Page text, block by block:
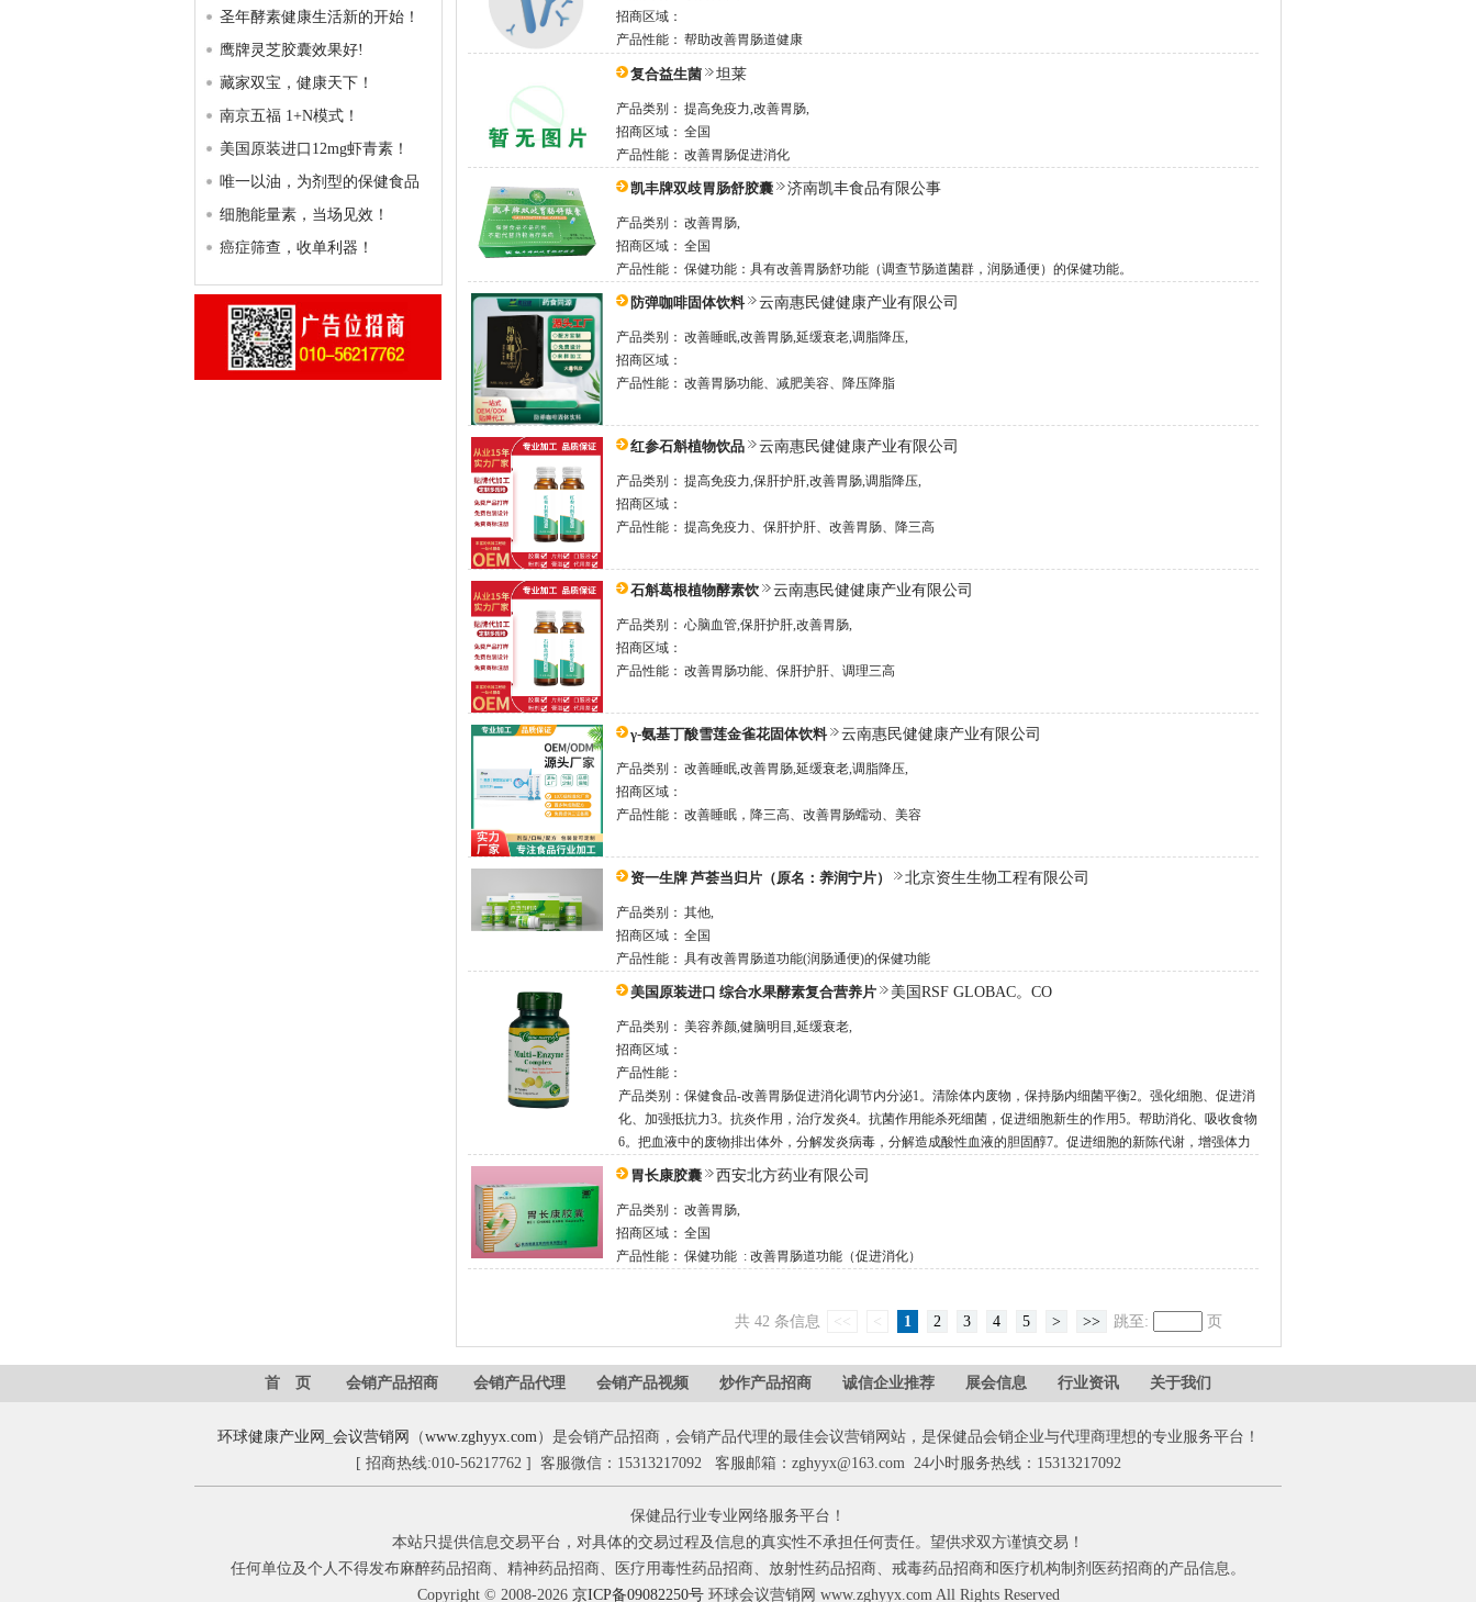
圣年酵素健康生活新的开始！
鹰牌灵芝胶囊效果好!
藏家双宝，健康天下！
南京五福 1+N模式！
美国原装进口12mg虾青素！
唯一以油，为剂型的保健食品
细胞能量素，当场见效！
癌症筛查，收单利器！
招商区域：
产品性能： 帮助改善胃肠道健康
复合益生菌 坦莱
产品类别： 提高免疫力,改善胃肠,
招商区域： 全国
产品性能： 改善胃肠促进消化
凯丰牌双歧胃肠舒胶囊 济南凯丰食品有限公事
产品类别： 改善胃肠,
招商区域： 全国
产品性能： 保健功能：具有改善胃肠舒功能（调查节肠道菌群，润肠通便）的保健功能。
防弹咖啡固体饮料 云南惠民健健康产业有限公司
产品类别： 改善睡眠,改善胃肠,延缓衰老,调脂降压,
招商区域：
产品性能： 改善胃肠功能、减肥美容、降压降脂
红参石斛植物饮品 云南惠民健健康产业有限公司
产品类别： 提高免疫力,保肝护肝,改善胃肠,调脂降压,
招商区域：
产品性能： 提高免疫力、保肝护肝、改善胃肠、降三高
石斛葛根植物酵素饮 云南惠民健健康产业有限公司
产品类别： 心脑血管,保肝护肝,改善胃肠,
招商区域：
产品性能： 改善胃肠功能、保肝护肝、调理三高
γ-氨基丁酸雪莲金雀花固体饮料 云南惠民健健康产业有限公司
产品类别： 改善睡眠,改善胃肠,延缓衰老,调脂降压,
招商区域：
产品性能： 改善睡眠，降三高、改善胃肠蠕动、美容
资一生牌 芦荟当归片（原名：养润宁片） 北京资生生物工程有限公司
产品类别： 其他,
招商区域： 全国
产品性能： 具有改善胃肠道功能(润肠通便)的保健功能
美国原装进口 综合水果酵素复合营养片 美国RSF GLOBAC。CO
产品类别： 美容养颜,健脑明目,延缓衰老,
招商区域：
产品性能：
产品类别：保健食品-改善胃肠促进消化调节内分泌1。清除体内废物，保持肠内细菌平衡2。强化细胞、促进消
化、加强抵抗力3。抗炎作用，治疗发炎4。抗菌作用能杀死细菌，促进细胞新生的作用5。帮助消化、吸收食物
6。把血液中的废物排出体外，分解发炎病毒，分解造成酸性血液的胆固醇7。促进细胞的新陈代谢，增强体力
胃长康胶囊 西安北方药业有限公司
产品类别： 改善胃肠,
招商区域： 全国
产品性能： 保健功能 : 改善胃肠道功能（促进消化）
共 42 条信息 << < 1 2 3 4 5 > >> 跳至: 页
首 页 会销产品招商 会销产品代理 会销产品视频 炒作产品招商 诚信企业推荐 展会信息 行业资讯 关于我们
环球健康产业网 会议营销网 （www.zghyyx.com ）是会销产品招商，会销产品代理的最佳会议营销网站，是保健品会销企业与代理商理想的专业服务平台！
[ 招商热线:010-56217762 ] 客服微信：15313217092 客服邮箱：zghyyx@163.com 24小时服务热线：15313217092
保健品行业专业网络服务平台！
本站只提供信息交易平台，对具体的交易过程及信息的真实性不承担任何责任。望供求双方谨慎交易！
任何单位及个人不得发布麻醉药品招商、精神药品招商、医疗用毒性药品招商、放射性药品招商、戒毒药品招商和医疗机构制剂医药招商的产品信息。
Copyright © 2008-2026 京ICP备09082250号环球会议营销网 www.zghyyx.com All Rights Reserved